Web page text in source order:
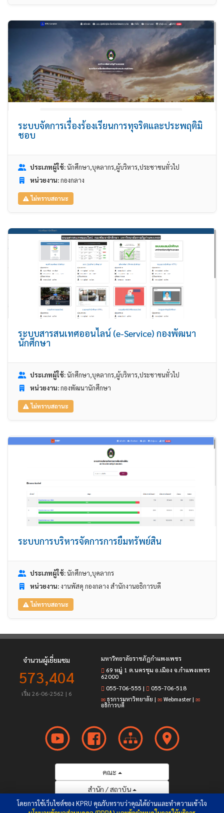
ระบบจัดการเรื่องร้องเรียนการทุจริตและประพฤติมิ
ชอบ
ประเภทผู้ใช้:นักศึกษา,บุคลากร,ผู้บริหาร,ประชาชนทั่วไป
หน่วยงาน:กองกลาง
ไม่ทราบสถานะ
ระบบสารสนเทศออนไลน์ (e-Service) กองพัฒนา
นักศึกษา
ประเภทผู้ใช้:นักศึกษา,บุคลากร,ผู้บริหาร,ประชาชนทั่วไป
หน่วยงาน:กองพัฒนานักศึกษา
ไม่ทราบสถานะ
ระบบการบริหารจัดการการยืมทรัพย์สิน
ประเภทผู้ใช้:นักศึกษา,บุคลากร
หน่วยงาน:งานพัสดุ กองกลาง สำนักงานอธิการบดี
ไม่ทราบสถานะ
โดยการใช้เว็บไซต์ของ KPRU คุณรับทราบว่าคุณได้อ่านและทำความเข้าใจ
จำนวนผู้เยี่ยมชม
573,404
เริ่ม 26-06-2562 | 6
มหาวิทยาลัยราชภัฏกำแพงเพชร
69 หมู่ 1 ต.นครชุม อ.เมือง จ.กำแพงเพชร
62000
055-706-555 | 055-706-518
ธุรการมหาวิทยาลัย | Webmaster|
อธิการบดี
คณะ
สำนัก / สถาบัน
ศูนย์ / กอง / อื่นๆ